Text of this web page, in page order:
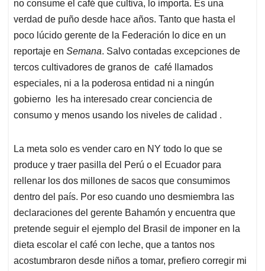
p
p
o
k
I
n
s
no consume el café que cultiva, lo importa. Es una
verdad de puño desde hace años. Tanto que hasta el
poco lúcido gerente de la Federación lo dice en un
reportaje en Semana. Salvo contadas excepciones de
tercos cultivadores de granos de café llamados
especiales, ni a la poderosa entidad ni a ningún
gobierno les ha interesado crear conciencia de
consumo y menos usando los niveles de calidad .
La meta solo es vender caro en NY todo lo que se
produce y traer pasilla del Perú o el Ecuador para
rellenar los dos millones de sacos que consumimos
dentro del país. Por eso cuando uno desmiembra las
declaraciones del gerente Bahamón y encuentra que
pretende seguir el ejemplo del Brasil de imponer en la
dieta escolar el café con leche, que a tantos nos
acostumbraron desde niños a tomar, prefiero corregir mi